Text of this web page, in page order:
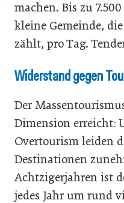
machen. Bis zu
kleine Gemeinde,
zählt, pro Tag.
Widerstand gegen
Der
Dimension erreicht:
Overtourism leiden
Destinationen
Achtzigerjahren ist
jedes Jahr um rund